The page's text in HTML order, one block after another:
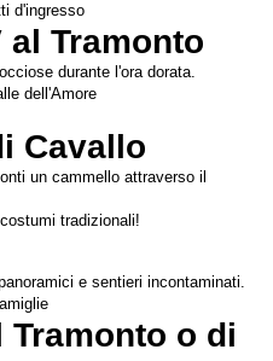
d'ingresso
al Tramonto
durante l'ora dorata.
dell'Amore
Cavallo
un cammello attraverso il
tradizionali!
e sentieri incontaminati.
Tramonto o di